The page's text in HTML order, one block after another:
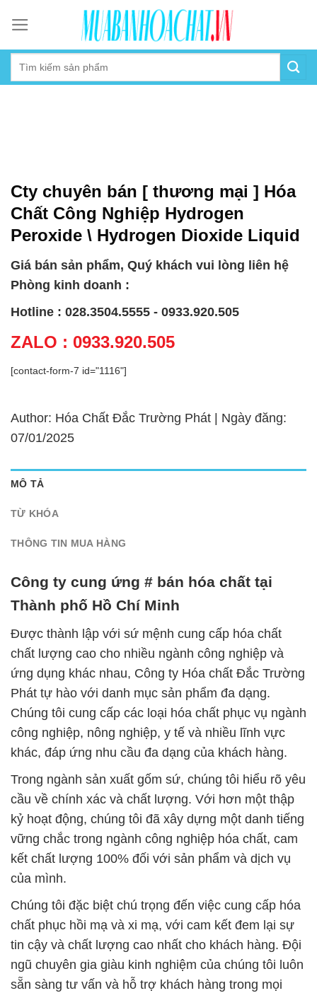
content
Cty chuyên bán [ thương mại ] Hóa
Chất Công Nghiệp Hydrogen
Peroxide \ Hydrogen Dioxide Liquid
Giá bán sản phẩm, Quý khách vui lòng liên hệ
Phòng kinh doanh :
Hotline : 028.3504.5555 - 0933.920.505
ZALO : 0933.920.505
[contact-form-7 id="1116"]
Author: Hóa Chất Đắc Trường Phát | Ngày đăng:
07/01/2025
MÔ TẢ
TỪ KHÓA
THÔNG TIN MUA HÀNG
Công ty cung ứng # bán hóa chất tại
Thành phố Hồ Chí Minh
Được thành lập với sứ mệnh cung cấp hóa chất
chất lượng cao cho nhiều ngành công nghiệp và
ứng dụng khác nhau, Công ty Hóa chất Đắc Trường
Phát tự hào với danh mục sản phẩm đa dạng.
Chúng tôi cung cấp các loại hóa chất phục vụ ngành
công nghiệp, nông nghiệp, y tế và nhiều lĩnh vực
khác, đáp ứng nhu cầu đa dạng của khách hàng.
Trong ngành sản xuất gốm sứ, chúng tôi hiểu rõ yêu
cầu về chính xác và chất lượng. Với hơn một thập
kỷ hoạt động, chúng tôi đã xây dựng một danh tiếng
vững chắc trong ngành công nghiệp hóa chất, cam
kết chất lượng 100% đối với sản phẩm và dịch vụ
của mình.
Chúng tôi đặc biệt chú trọng đến việc cung cấp hóa
chất phục hồi mạ và xi mạ, với cam kết đem lại sự
tin cậy và chất lượng cao nhất cho khách hàng. Đội
ngũ chuyên gia giàu kinh nghiệm của chúng tôi luôn
sẵn sàng tư vấn và hỗ trợ khách hàng trong mọi